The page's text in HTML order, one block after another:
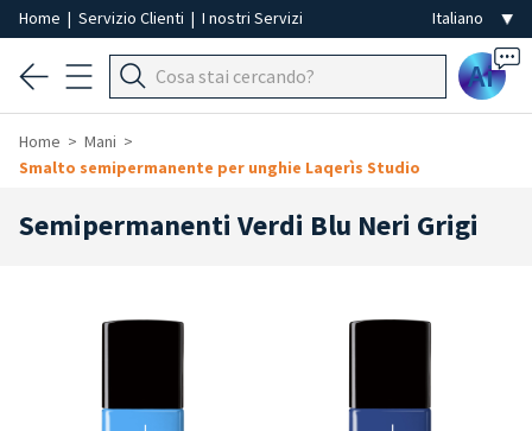
Home | Servizio Clienti | I nostri Servizi
Ai
Home
Mani
Smalto semipermanente per unghie Laqerìs Studio
Semipermanenti Verdi Blu Neri Grigi